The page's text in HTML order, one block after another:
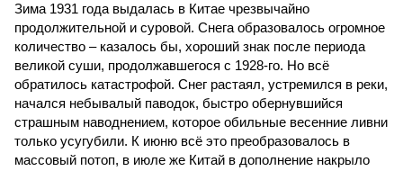
Зима 1931 года выдалась в Китае чрезвычайно
продолжительной и суровой. Снега образовалось огромное
количество – казалось бы, хороший знак после периода
великой суши, продолжавшегося с 1928-го. Но всё
обратилось катастрофой. Снег растаял, устремился в реки,
начался небывалый паводок, быстро обернувшийся
страшным наводнением, которое обильные весенние ливни
только усугубили. К июню всё это преобразовалось в
массовый потоп, в июле же Китай в дополнение накрыло